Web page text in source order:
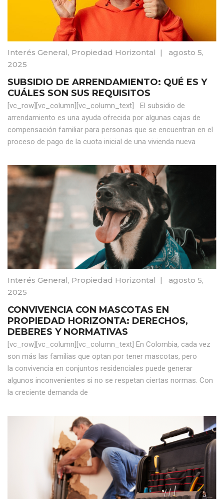
Interés General, Propiedad Horizontal | agosto 5,
2025
SUBSIDIO DE ARRENDAMIENTO: QUÉ ES Y
CUÁLES SON SUS REQUISITOS
[vc_row][vc_column][vc_column_text] El subsidio de
arrendamiento es una ayuda ofrecida por algunas cajas de
compensación familiar para personas que se encuentran en el
proceso de pago de la cuota inicial de una vivienda nueva
Interés General, Propiedad Horizontal | agosto 5,
2025
CONVIVENCIA CON MASCOTAS EN
PROPIEDAD HORIZONTA: DERECHOS,
DEBERES Y NORMATIVAS
[vc_row][vc_column][vc_column_text] En Colombia, cada vez
son más las familias que optan por tener mascotas, pero
la convivencia en conjuntos residenciales puede generar
algunos inconvenientes si no se respetan ciertas normas. Con
la creciente demanda de